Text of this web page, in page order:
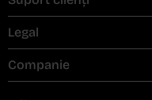
Legal
Companie